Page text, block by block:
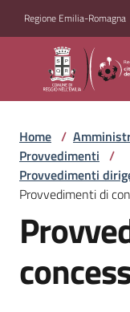
Regione Emilia-Romagna
Amministrazione
Menu selezionato
Servizi
Novità
Home /
Provvedimenti /
Provvedimenti
Provvedimenti di